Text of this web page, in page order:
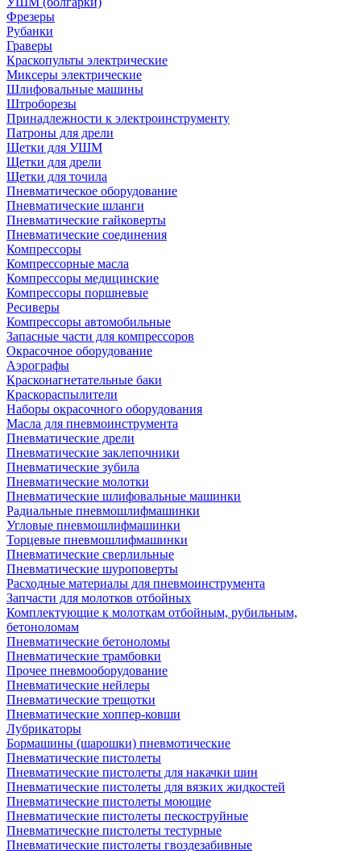
Фрезеры
Рубанки
Граверы
Краскопульты электрические
Миксеры электрические
Шлифовальные машины
Штроборезы
Принадлежности к электроинструменту
Патроны для дрели
Щетки для УШМ
Щетки для дрели
Щетки для точила
Пневматическое оборудование
Пневматические шланги
Пневматические гайковерты
Пневматические соединения
Компрессоры
Компрессорные масла
Компрессоры медицинские
Компрессоры поршневые
Ресиверы
Компрессоры автомобильные
Запасные части для компрессоров
Окрасочное оборудование
Аэрографы
Красконагнетательные баки
Краскораспылители
Наборы окрасочного оборудования
Масла для пневмоинструмента
Пневматические дрели
Пневматические заклепочники
Пневматические зубила
Пневматические молотки
Пневматические шлифовальные машинки
Радиальные пневмошлифмашинки
Угловые пневмошлифмашинки
Торцевые пневмошлифмашинки
Пневматические сверлильные
Пневматические шуроповерты
Расходные материалы для пневмоинструмента
Запчасти для молотков отбойных
Комплектующие к молоткам отбойным, рубильным,
бетоноломам
Пневматические бетоноломы
Пневматические трамбовки
Прочее пневмооборудование
Пневматические нейлеры
Пневматические трещотки
Пневматические хоппер-ковши
Лубрикаторы
Бормашины (шарошки) пневмотические
Пневматические пистолеты
Пневматические пистолеты для накачки шин
Пневматические пистолеты для вязких жидкостей
Пневматические пистолеты моющие
Пневматические пистолеты пескоструйные
Пневматические пистолеты тестурные
Пневматические пистолеты гвоздезабивные